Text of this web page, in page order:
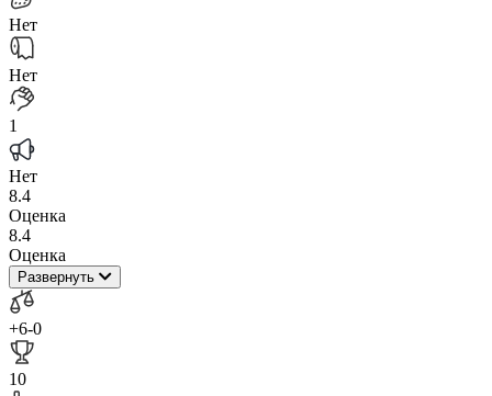
Нет
Нет
1
Нет
8.4
Оценка
8.4
Оценка
Развернуть
+6-0
10